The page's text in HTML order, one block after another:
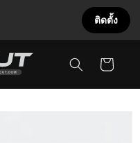
สินค้า
ติดตั้ง